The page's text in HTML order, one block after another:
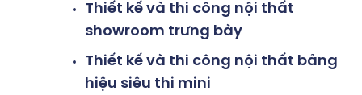
Thiết kế và thi công nội thất
showroom trưng bày
Thiết kế và thi công nội thất bảng
hiệu siêu thi mini